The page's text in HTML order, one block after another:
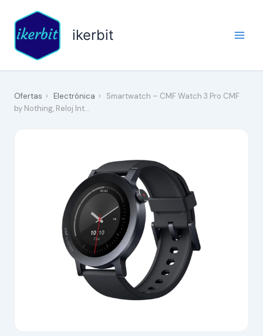
contenido
ikerbit
Ofertas › Electrónica ›
Smartwatch – CMF Watch 3 Pro CMF
by Nothing, Reloj Int…